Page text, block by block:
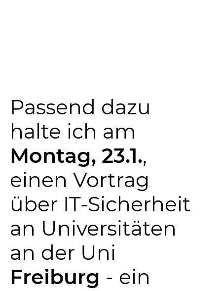
Passend dazu
halte ich am
Montag, 23.1.,
einen Vortrag
über IT-Sicherheit
an Universitäten
an der Uni
Freiburg - ein